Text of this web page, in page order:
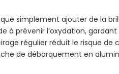
simplement ajouter de la
à prévenir l’oxydation,
régulier réduit le risque
de débarquement en